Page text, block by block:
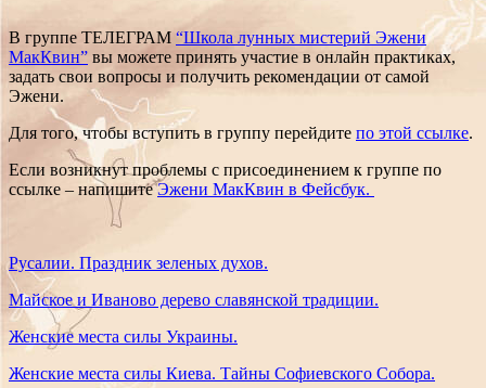
В группе ТЕЛЕГРАМ “Школа лунных мистерий Эжени
МакКвин” вы можете принять участие в онлайн практиках,
задать свои вопросы и получить рекомендации от самой
Эжени.
Для того, чтобы вступить в группу перейдите по этой ссылке.
Если возникнут проблемы с присоединением к группе по
ссылке – напишитеЭжени МакКвин в Фейсбук.
Русалии. Праздник зеленых духов.
Майское и Иваново дерево славянской традиции.
Женские места силы Украины.
Женские места силы Киева. Тайны Софиевского Собора.